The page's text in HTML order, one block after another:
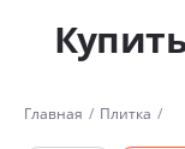
Главная / Плитка /